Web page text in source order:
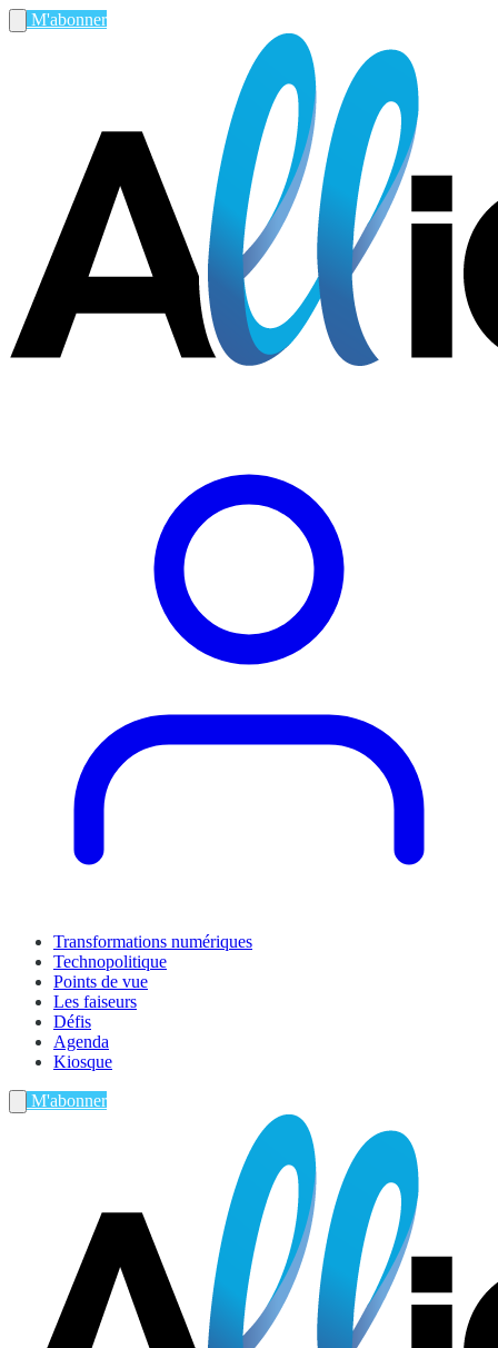
M'abonner
Transformations numériques
Technopolitique
Points de vue
Les faiseurs
Défis
Agenda
Kiosque
M'abonner